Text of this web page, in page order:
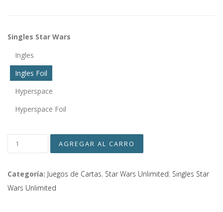
Singles Star Wars
Ingles
Ingles Foil
Hyperspace
Hyperspace Foil
Categoría: Juegos de Cartas, Star Wars Unlimited, Singles Star
Wars Unlimited